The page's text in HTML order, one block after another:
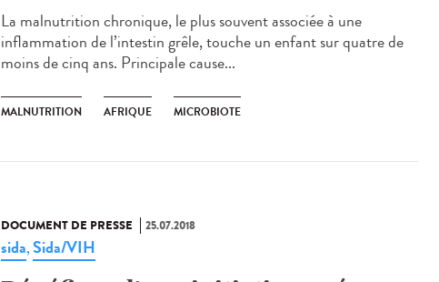
La malnutrition chronique, le plus souvent associée à une
inflammation de l’intestin grêle, touche un enfant sur quatre de
moins de cinq ans. Principale cause...
MALNUTRITION AFRIQUE MICROBIOTE
DOCUMENT DE PRESSE 25.07.2018
sida,Sida/VIH